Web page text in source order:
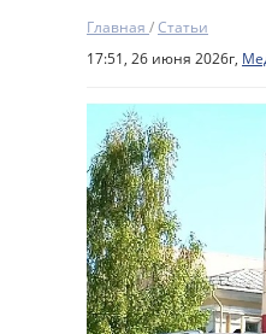
Главная /Статьи
17:51, 26 июня 2026г,